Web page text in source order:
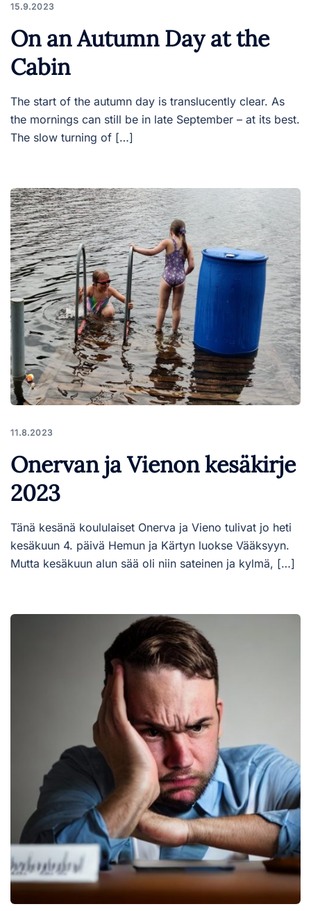
15.9.2023
On an Autumn Day at the
Cabin
The start of the autumn day is translucently clear. As
the mornings can still be in late September – at its best.
The slow turning of […]
11.8.2023
Onervan ja Vienon kesäkirje
2023
Tänä kesänä koululaiset Onerva ja Vieno tulivat jo heti
kesäkuun 4. päivä Hemun ja Kärtyn luokse Vääksyyn.
Mutta kesäkuun alun sää oli niin sateinen ja kylmä, […]